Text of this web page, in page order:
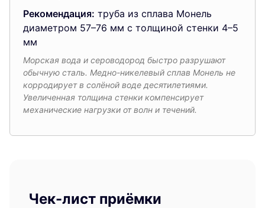
Рекомендация: труба из сплава Монель
диаметром 57–76 мм с толщиной стенки 4–5
мм
Морская вода и сероводород быстро разрушают
обычную сталь. Медно-никелевый сплав Монель не
корродирует в солёной воде десятилетиями.
Увеличенная толщина стенки компенсирует
механические нагрузки от волн и течений.
Чек-лист приёмки